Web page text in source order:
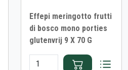
Effepi meringotto frutti
di bosco mono porties
glutenvrij 9 X 70 G